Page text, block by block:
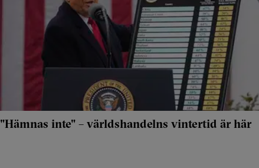
"Hämnas inte" – världshandelns vintertid är här